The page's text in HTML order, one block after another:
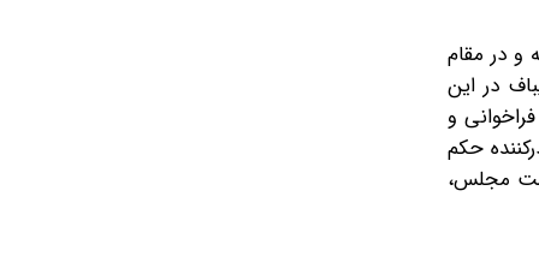
و در مقام
در این
و
حکم
مجلس،